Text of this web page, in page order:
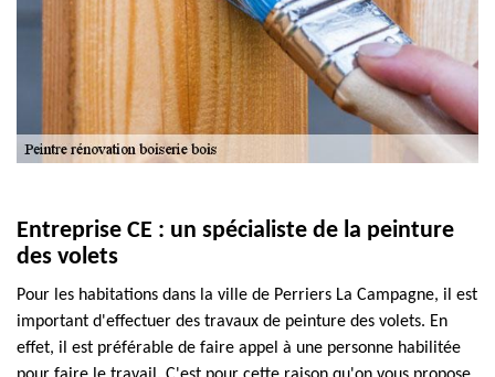
Entreprise CE : un spécialiste de la peinture
des volets
Pour les habitations dans la ville de Perriers La Campagne, il est
important d'effectuer des travaux de peinture des volets. En
effet, il est préférable de faire appel à une personne habilitée